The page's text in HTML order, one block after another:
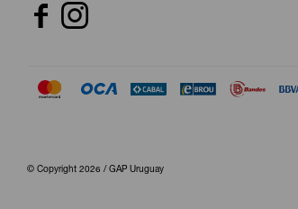
 
© Copyright 2026 / GAP Uruguay